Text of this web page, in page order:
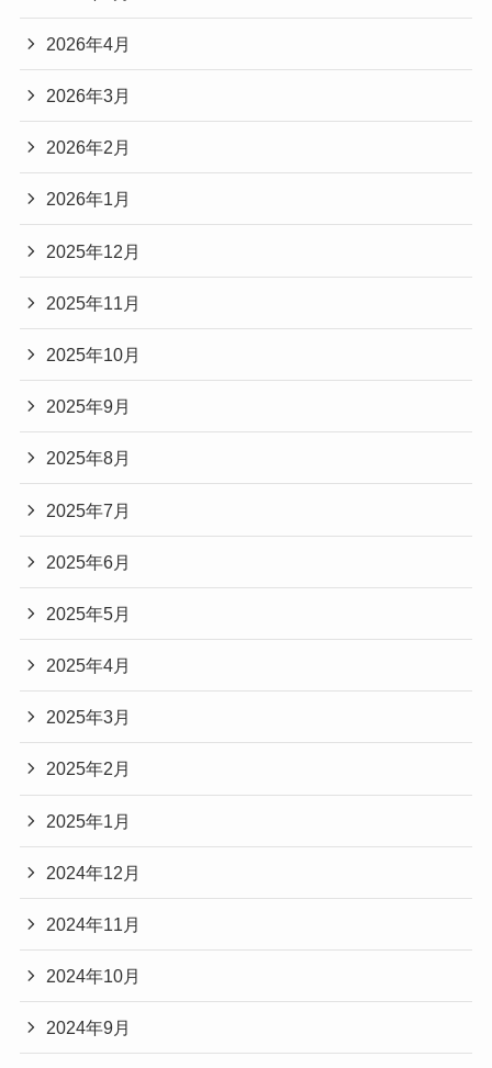
2026年4月
2026年3月
2026年2月
2026年1月
2025年12月
2025年11月
2025年10月
2025年9月
2025年8月
2025年7月
2025年6月
2025年5月
2025年4月
2025年3月
2025年2月
2025年1月
2024年12月
2024年11月
2024年10月
2024年9月